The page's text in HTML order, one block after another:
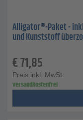
Alligator®-Paket -
und Kunststoff
€71,85
Preis inkl. MwSt.
versandkostenfrei